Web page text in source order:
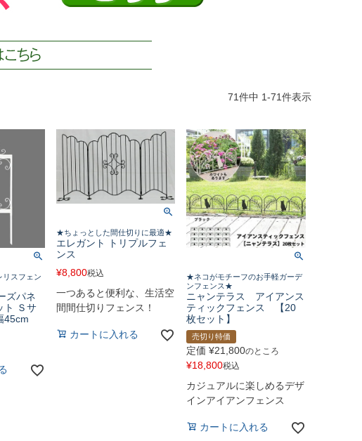
71件中 1-71件表示
スフェン
ズパネ
ト Ｓサ
45cm
★ちょっとした間仕切りに最適★
エレガント トリプルフェ
ンス
¥8,800税込
一つあると便利な、生活空
間間仕切りフェンス！
カートに入れる
★ネコがモチーフのお手軽ガーデ
ンフェンス★
ニャンテラス アイアンス
ティックフェンス 【20
枚セット】
売切り特価
定価 ¥21,800のところ
¥18,800税込
カジュアルに楽しめるデザ
インアイアンフェンス
カートに入れる